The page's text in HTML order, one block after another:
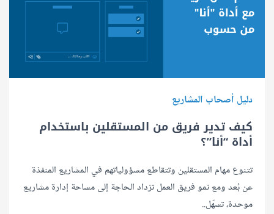
دليل أصحاب المشاريع
كيف تدير فريق من المستقلين باستخدام
أداة “أنا”؟
تتنوع مهام المستقلين وتتقاطع مسؤولياتهم في المشاريع المنفذة
عن بُعد ومع نمو فريق العمل تزداد الحاجة إلى مساحة إدارة مشاريع
موحدة، تسهّل..